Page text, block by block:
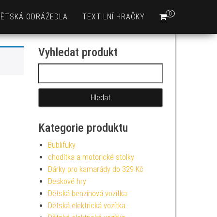
0
ODRÁŽEDLA TEXTILNÍ HRAČKY
Vyhledat produkt
Kategorie produktu
Bublifuky
chodítka a motorické stolky
Dárky pro kamarády do 329 Kč
Deskové hry
Dětská benzínová vozítka
Dětská elektrická vozítka